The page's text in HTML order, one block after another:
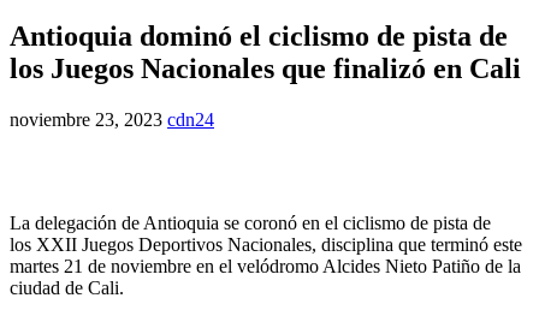
Antioquia dominó el ciclismo de pista de
los Juegos Nacionales que finalizó en Cali
noviembre 23, 2023 cdn24
La delegación de Antioquia se coronó en el ciclismo de pista de
los XXII Juegos Deportivos Nacionales, disciplina que terminó este
martes 21 de noviembre en el velódromo Alcides Nieto Patiño de la
ciudad de Cali.